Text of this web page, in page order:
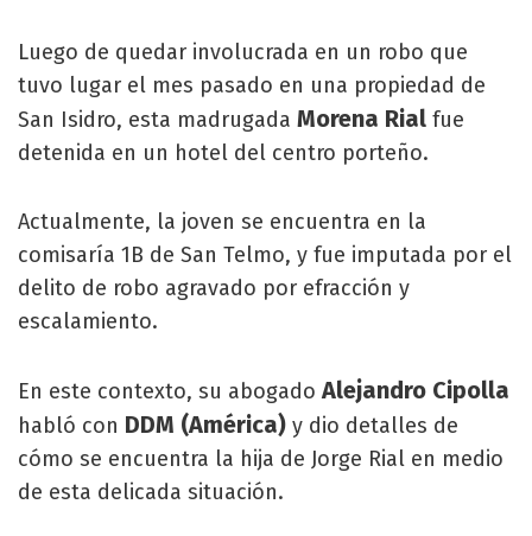
Luego de quedar involucrada en un robo que
tuvo lugar el mes pasado en una propiedad de
San Isidro, esta madrugada Morena Rial fue
detenida en un hotel del centro porteño.
Actualmente, la joven se encuentra en la
comisaría 1B de San Telmo, y fue imputada por el
delito de robo agravado por efracción y
escalamiento.
En este contexto, su abogadoAlejandro Cipolla
habló con DDM (América) y dio detalles de
cómo se encuentra la hija de Jorge Rial en medio
de esta delicada situación.